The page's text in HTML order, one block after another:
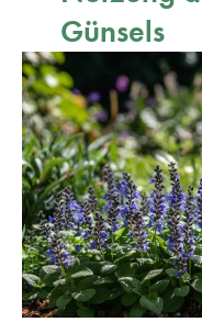
Günsels